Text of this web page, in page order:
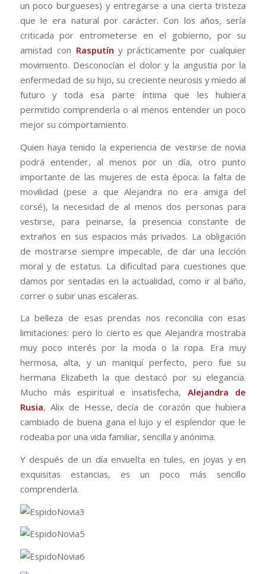
un poco burgueses) y entregarse a una cierta tristeza
que le era natural por carácter. Con los años, sería
criticada por entrometerse en el gobierno, por su
amistad con Rasputín y prácticamente por cualquier
movimiento. Desconocían el dolor y la angustia por la
enfermedad de su hijo, su creciente neurosis y miedo al
futuro y toda esa parte íntima que les hubiera
permitido comprenderla o al menos entender un poco
mejor su comportamiento.
Quien haya tenido la experiencia de vestirse de novia
podrá entender, al menos por un día, otro punto
importante de las mujeres de esta época: la falta de
movilidad (pese a que Alejandra no era amiga del
corsé), la necesidad de al menos dos personas para
vestirse, para peinarse, la presencia constante de
extraños en sus espacios más privados. La obligación
de mostrarse siempre impecable, de dar una lección
moral y de estatus. La dificultad para cuestiones que
damos por sentadas en la actualidad, como ir al baño,
correr o subir unas escaleras.
La belleza de esas prendas nos reconcilia con esas
limitaciones: pero lo cierto es que Alejandra mostraba
muy poco interés por la moda o la ropa. Era muy
hermosa, alta, y un maniquí perfecto, pero fue su
hermana Elizabeth la que destacó por su elegancia.
Mucho más espiritual e insatisfecha,Alejandra de
Rusia, Alix de Hesse, decía de corazón que hubiera
cambiado de buena gana el lujo y el esplendor que le
rodeaba por una vida familiar, sencilla y anónima.
Y después de un día envuelta en tules, en joyas y en
exquisitas estancias, es un poco más sencillo
comprenderla.